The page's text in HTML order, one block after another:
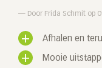
Door Frida Schmit op
Afhalen en
Mooie